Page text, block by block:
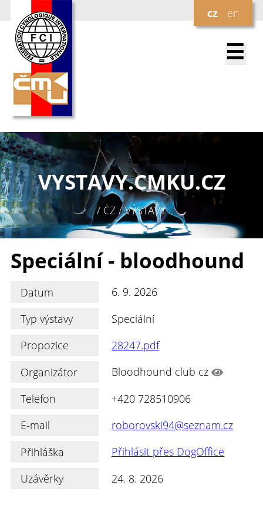
cz en
☰
VYSTAVY.CMKU.CZ
/ CZ / VÝSTAVY
Speciální - bloodhound
Datum
6. 9. 2026
Typ výstavy
Speciální
Propozice
28247.pdf
Organizátor
Bloodhound club cz
Telefon
+420 728510906
E-mail
roborovski94@seznam.cz
Přihláška
Přihlásit přes DogOffice
Uzávěrky
24. 8. 2026